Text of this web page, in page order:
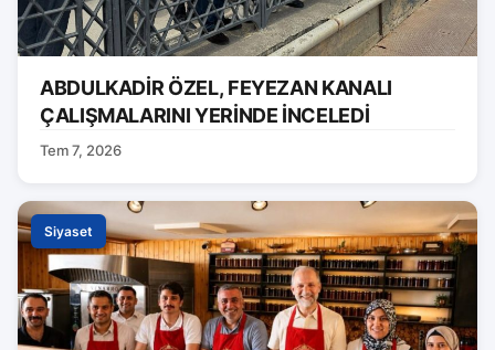
ABDULKADİR ÖZEL, FEYEZAN KANALI
ÇALIŞMALARINI YERİNDE İNCELEDİ
Tem 7, 2026
Siyaset